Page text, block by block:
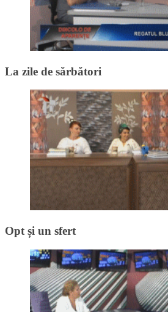
La zile de sărbători
Opt și un sfert